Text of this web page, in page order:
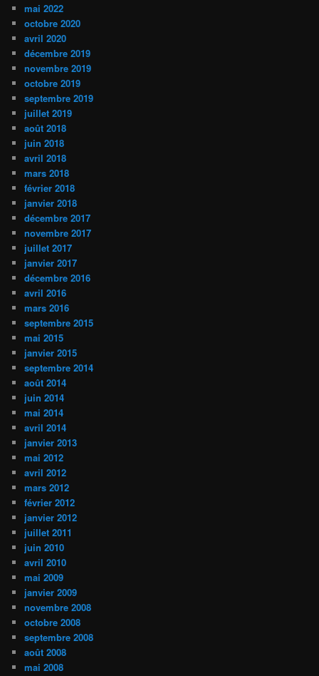
mai 2022
octobre 2020
avril 2020
décembre 2019
novembre 2019
octobre 2019
septembre 2019
juillet 2019
août 2018
juin 2018
avril 2018
mars 2018
février 2018
janvier 2018
décembre 2017
novembre 2017
juillet 2017
janvier 2017
décembre 2016
avril 2016
mars 2016
septembre 2015
mai 2015
janvier 2015
septembre 2014
août 2014
juin 2014
mai 2014
avril 2014
janvier 2013
mai 2012
avril 2012
mars 2012
février 2012
janvier 2012
juillet 2011
juin 2010
avril 2010
mai 2009
janvier 2009
novembre 2008
octobre 2008
septembre 2008
août 2008
mai 2008